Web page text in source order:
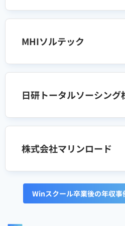
MHIソルテック
日研トータルソーシング
株式会社マリンロード
Winスクール卒業後の年収事